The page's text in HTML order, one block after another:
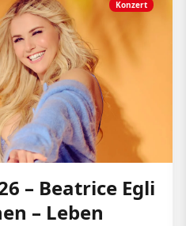
Konzert
– Beatrice Egli
– Leben